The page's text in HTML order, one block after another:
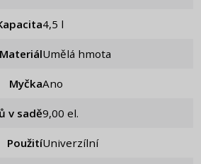
4,5 l
Materiál Umělá hmota
Myčka Ano
v sadě 9,00 el.
Použití Univerzílní